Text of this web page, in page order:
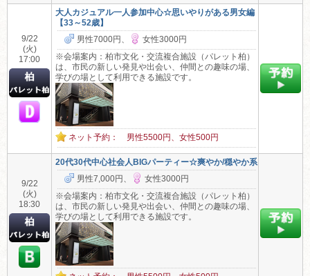
9/22
(火)
17:00
大人カジュアル一人参加中心☆思いやりがある男女編
【33～52歳】
男性7000円、
女性3000円
※会場案内：柏市文化・交流複合施設（パレット柏）
は、市民の新しい発見や出会い、仲間との趣味の場、
学びの場として利用できる施設です。
ネット予約： 男性5500円、女性500円
9/22
(火)
18:30
20代30代中心社会人BIGパーティー☆爽やか/穏やか系
男性7,000円、
女性3000円
※会場案内：柏市文化・交流複合施設（パレット柏）
は、市民の新しい発見や出会い、仲間との趣味の場、
学びの場として利用できる施設です。